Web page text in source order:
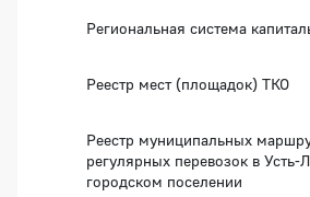
Региональная система
Реестр мест (площадок) ТКО
Реестр муниципальных
регулярных перевозок в Усть-
городском поселении